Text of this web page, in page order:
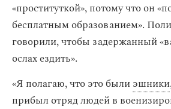
«проституткой», потому что он
бесплатным образованием».
говорили, чтобы задержанный
ослах ездить».
«Я полагаю, что это былиэшники
прибыл отряд людей в